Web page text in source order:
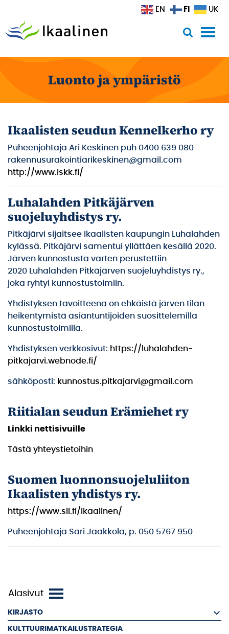
Luonto ja ympäristö
KIRJASTO
KULTTUURIMATKAILUSTRATEGIA
Ikaalisten seudun Kennelkerho ry
Puheenjohtaja Ari Keskinen puh 0400 639 080
rakennusurakointiarikeskinen@gmail.com
http://www.iskk.fi/
Luhalahden Pitkäjärven
suojeluyhdistys ry.
Pitkäjärvi sijaitsee Ikaalisten kaupungin Luhalahden
kylässä. Pitkäjärvi samentui yllättäen kesällä 2020.
Järven kunnostusta varten perustettiin
2020 Luhalahden Pitkäjärven suojeluyhdistys ry.,
joka ryhtyi kunnostustoimiin.
Yhdistyksen tavoitteena on ehkäistä järven tilan
heikentymistä asiantuntijoiden suosittelemilla
kunnostustoimilla.
Yhdistyksen verkkosivut: https://luhalahden-
pitkajarvi.webnode.fi/
sähköposti: kunnostus.pitkajarvi@gmail.com
Riitialan seudun Erämiehet ry
Linkki nettisivuille
Tästä yhteystietoihin
Suomen luonnonsuojeluliiton
Ikaalisten yhdistys ry.
https://www.sll.fi/ikaalinen/
Puheenjohtaja Sari Jaakkola, p. 050 5767 950
EN FI UK